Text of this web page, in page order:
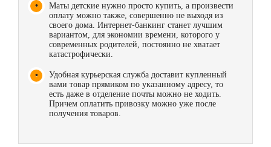
Маты детские нужно просто купить, а произвести
оплату можно также, совершенно не выходя из
своего дома. Интернет-банкинг станет лучшим
вариантом, для экономии времени, которого у
современных родителей, постоянно не хватает
катастрофически.
Удобная курьерская служба доставит купленный
вами товар прямиком по указанному адресу, то
есть даже в отделение почты можно не ходить.
Причем оплатить привозку можно уже после
получения товаров.